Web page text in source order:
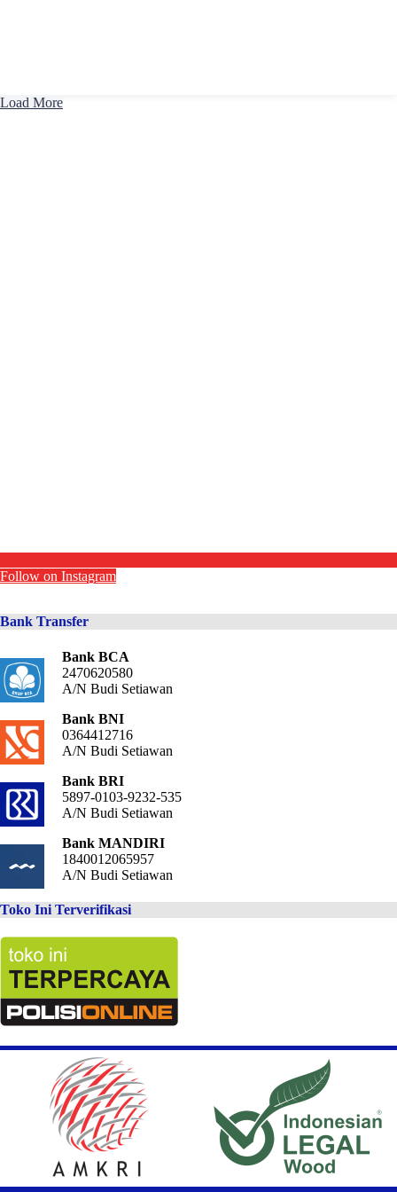
Load More
Follow on Instagram
Bank Transfer
Bank BCA
2470620580
A/N Budi Setiawan
Bank BNI
0364412716
A/N Budi Setiawan
Bank BRI
5897-0103-9232-535
A/N Budi Setiawan
Bank MANDIRI
1840012065957
A/N Budi Setiawan
Toko Ini Terverifikasi